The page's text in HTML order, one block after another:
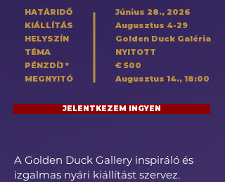
HATÁRIDŐ
KIÁLLÍTÁS
HELYSZÍN
TÉMA
PÉNZDÍJ *
MEGNYITÓ
Június 28., 2026
Augusztus 4-29
Golden Duck Galéria
NYITOTT
€ 500
Augusztus 14., 18:00
JELENTKEZEM INGYEN
A Golden Duck Gallery inspiráló és
izgalmas nyári kiállítást szervez.